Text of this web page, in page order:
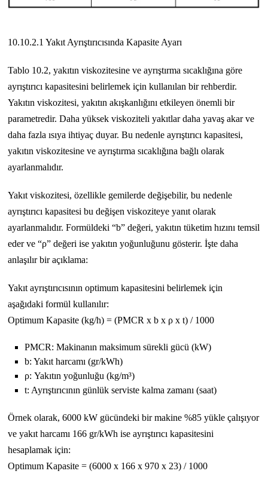
10.10.2.1 Yakıt Ayrıştırıcısında Kapasite Ayarı
Tablo 10.2, yakıtın viskozitesine ve ayrıştırma sıcaklığına göre
ayrıştırıcı kapasitesini belirlemek için kullanılan bir rehberdir.
Yakıtın viskozitesi, yakıtın akışkanlığını etkileyen önemli bir
parametredir. Daha yüksek viskoziteli yakıtlar daha yavaş akar ve
daha fazla ısıya ihtiyaç duyar. Bu nedenle ayrıştırıcı kapasitesi,
yakıtın viskozitesine ve ayrıştırma sıcaklığına bağlı olarak
ayarlanmalıdır.
Yakıt viskozitesi, özellikle gemilerde değişebilir, bu nedenle
ayrıştırıcı kapasitesi bu değişen viskoziteye yanıt olarak
ayarlanmalıdır. Formüldeki “b” değeri, yakıtın tüketim hızını temsil
eder ve “ρ” değeri ise yakıtın yoğunluğunu gösterir. İşte daha
anlaşılır bir açıklama:
Yakıt ayrıştırıcısının optimum kapasitesini belirlemek için
aşağıdaki formül kullanılır:
Optimum Kapasite (kg/h) = (PMCR x b x ρ x t) / 1000
PMCR: Makinanın maksimum sürekli gücü (kW)
b: Yakıt harcamı (gr/kWh)
ρ: Yakıtın yoğunluğu (kg/m³)
t: Ayrıştırıcının günlük serviste kalma zamanı (saat)
Örnek olarak, 6000 kW gücündeki bir makine %85 yükle çalışıyor
ve yakıt harcamı 166 gr/kWh ise ayrıştırıcı kapasitesini
hesaplamak için:
Optimum Kapasite = (6000 x 166 x 970 x 23) / 1000